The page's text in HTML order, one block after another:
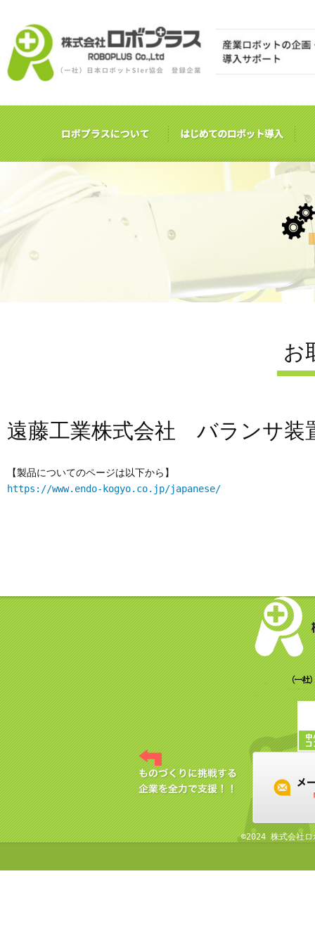
お
遠藤工業株式会社 バランサ装
【製品についてのページは以下から】
https://www.endo-kogyo.co.jp/japanese/
©2024 株式会社ロ